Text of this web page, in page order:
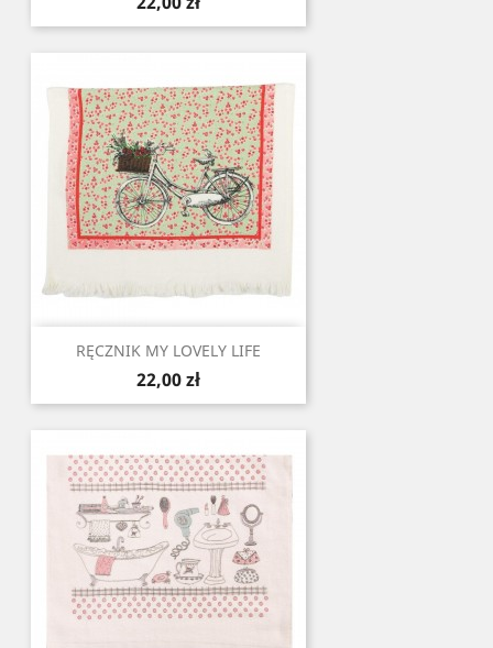
RĘCZNIK MY LOVELY LIFE
Cena
22,00 zł